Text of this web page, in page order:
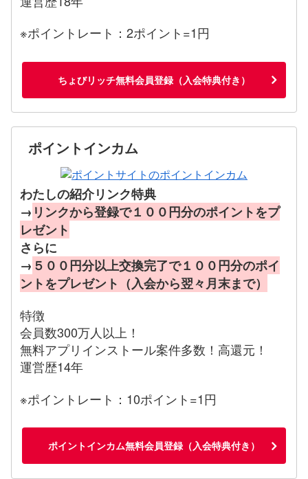
※ポイントレート：2ポイント=1円
ちょびリッチ無料会員登録（入会特典付き）
ポイントインカム
わたしの紹介リンク特典
→ リンクから登録で１００円分のポイントをプ
レゼント
さらに
→ ５００円分以上交換完了で１００円分のポイ
ントをプレゼント（入会から翌々月末まで）
特徴
会員数300万人以上！
無料アプリインストール案件多数！高還元！
運営歴14年
※ポイントレート：10ポイント=1円
ポイントインカム無料会員登録（入会特典付き）